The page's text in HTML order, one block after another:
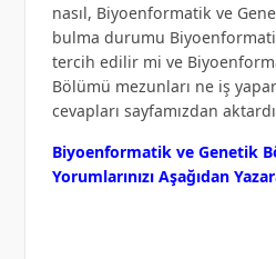
nasıl, Biyoenformatik ve
bulma durumu
tercih edilir mi ve
Bölümü mezunları ne iş yapar
cevapları sayfamızdan
Biyoenformatik ve Genetik
Yorumlarınızı Aşağıdan